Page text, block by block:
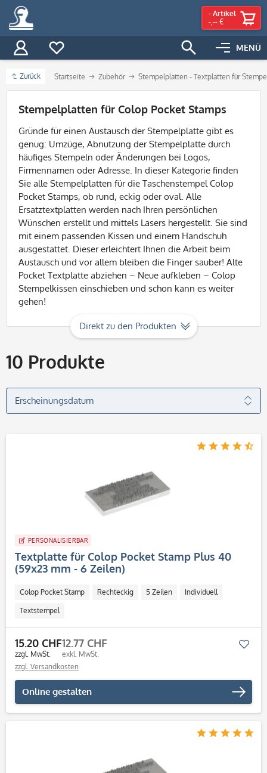
MENÜ
- Artikel
-,-- €
Zurück Startseite Zubehör Stempelplatten - Textplatten für
Filter
Stempelplatten für Colop Pocket Stamps
Gründe für einen Austausch der Stempelplatte gibt es
genug: Umzüge, Abnutzung der Stempelplatte durch
häufiges Stempeln oder Änderungen bei Logos,
Firmennamen oder Adresse. In dieser Kategorie finden
Sie alle Stempelplatten für die Taschenstempel Colop
Pocket Stamps, ob rund, eckig oder oval. Alle
Ersatztextplatten werden nach Ihren persönlichen
Wünschen erstellt und mittels Lasers hergestellt. Sie sind
mit einem passenden Kissen und einem Handschuh
ausgestattet. Dieser erleichtert Ihnen die Arbeit beim
Austausch und vor allem bleiben die Finger sauber! Alte
Pocket Textplatte abziehen – Neue aufkleben – Colop
Stempelkissen einschieben und schon kann es weiter
gehen!
Direkt zu den Produkten
10 Produkte
PERSONALISIERBAR
Textplatte für Colop Pocket Stamp Plus 40
(59x23 mm - 6 Zeilen)
Colop Pocket Stamp Rechteckig 5 Zeilen Individuell
Textstempel
15.20 CHF
zzgl. MwSt.
12.77 CHF
exkl. MwSt.
zzgl. Versandkosten
Online gestalten